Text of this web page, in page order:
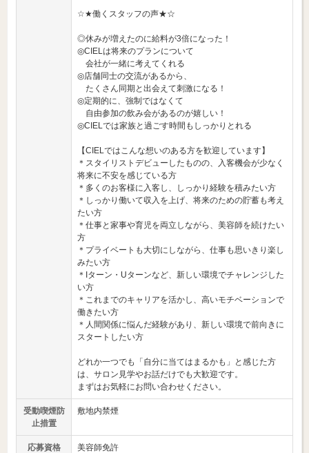
☆★働くスタッフの声★☆
◎休みが増えたのに給料が3倍になった！
◎CIELは将来のプランについて
会社が一緒に考えてくれる
◎店舗同士の交流があるから、
たくさん同期と出会えて刺激になる！
◎定期的に、強制ではなくて
自由参加の飲み会があるのが嬉しい！
◎CIELでは家族と過ごす時間もしっかりとれる
【CIELではこんな想いのある方を歓迎しています】
＊スタイリストデビューしたものの、入客機会が少なく
将来に不安を感じている方
＊多くのお客様に入客し、しっかり経験を積みたい方
＊しっかり働いて収入を上げ、将来のための貯蓄も考え
たい方
＊仕事と家事や育児を両立しながら、美容師を続けたい
方
＊プライベートも大切にしながら、仕事も思いきり楽し
みたい方
＊Iターン・Uターンなど、新しい環境でチャレンジした
い方
＊これまでのキャリアを活かし、高いモチベーションで
働きたい方
＊人間関係に悩んだ経験があり、新しい環境で前向きに
スタートしたい方
どれか一つでも「自分に当てはまるかも」と感じた方
は、サロン見学やお話だけでも大歓迎です。
まずはお気軽にお問い合わせください。
受動喫煙防
止措置
敷地内禁煙
応募資格 美容師免許